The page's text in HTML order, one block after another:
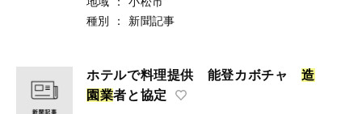
種別
： 新聞記事
ホテルで料理提供 能登カボチャ造
園業者と協定